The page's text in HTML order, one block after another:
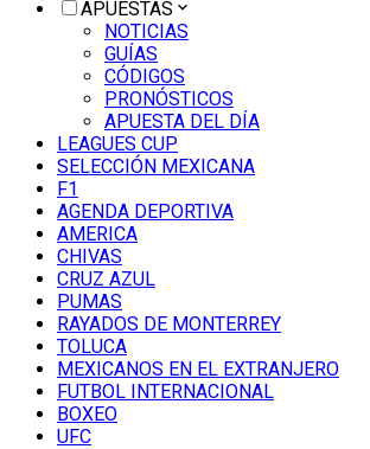
APUESTAS
NOTICIAS
GUÍAS
CÓDIGOS
PRONÓSTICOS
APUESTA DEL DÍA
LEAGUES CUP
SELECCIÓN MEXICANA
F1
AGENDA DEPORTIVA
AMERICA
CHIVAS
CRUZ AZUL
PUMAS
RAYADOS DE MONTERREY
TOLUCA
MEXICANOS EN EL EXTRANJERO
FUTBOL INTERNACIONAL
BOXEO
UFC